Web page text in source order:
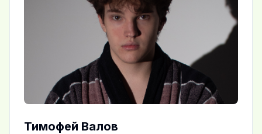
Тимофей Валов